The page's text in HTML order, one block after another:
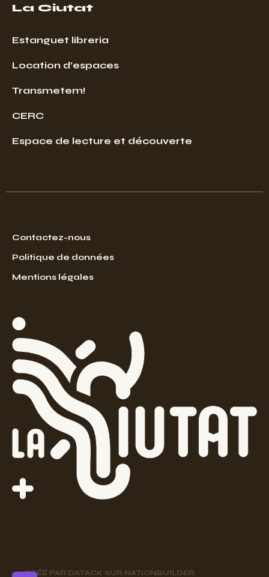
La Ciutat
Estanguet libreria
Location d’espaces
Transmetem!
CERC
Espace de lecture et découverte
Contactez-nous
Politique de données
Mentions légales
CRÉÉ PAR DATACK SUR NATIONBUILDER